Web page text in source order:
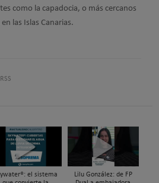
como la capadocia, o más cercanos
las Islas Canarias.
el sistema
Lilu González: de FP